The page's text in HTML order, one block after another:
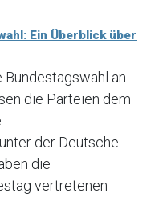
Ein Überblick über
an.
die Parteien dem
der Deutsche
die
vertretenen